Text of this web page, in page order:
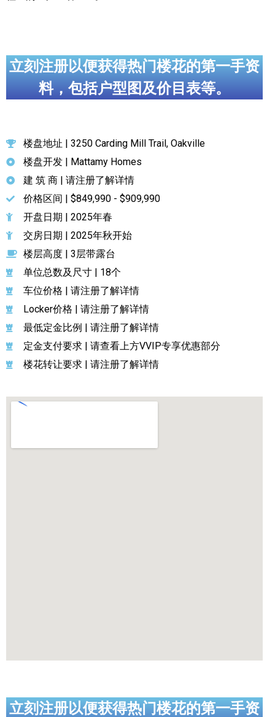
立刻注册以便获得热门楼花的第一手资
料，包括户型图及价目表等。
楼盘地址 | 3250 Carding Mill Trail, Oakville
楼盘开发 | Mattamy Homes
建 筑 商 | 请注册了解详情
价格区间 | $849,990 - $909,990
开盘日期 | 2025年春
交房日期 | 2025年秋开始
楼层高度 | 3层带露台
单位总数及尺寸 | 18个
车位价格 | 请注册了解详情
Locker价格 | 请注册了解详情
最低定金比例 | 请注册了解详情
定金支付要求 | 请查看上方VVIP专享优惠部分
楼花转让要求 | 请注册了解详情
立刻注册以便获得热门楼花的第一手资